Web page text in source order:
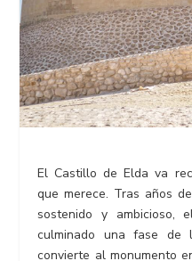
El Castillo de Elda va
que merece. Tras años
sostenido y ambicioso,
culminado una fase de
convierte al monumento